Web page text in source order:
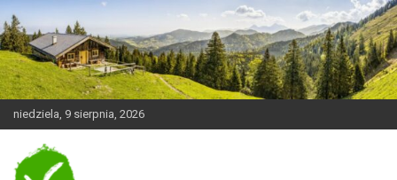
Skip
to
content
niedziela, 9 sierpnia, 2026